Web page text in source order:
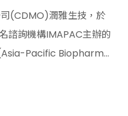
(CDMO)潤雅生技，於
諮詢機構IMAPAC主辦的
Pacific Biopharma